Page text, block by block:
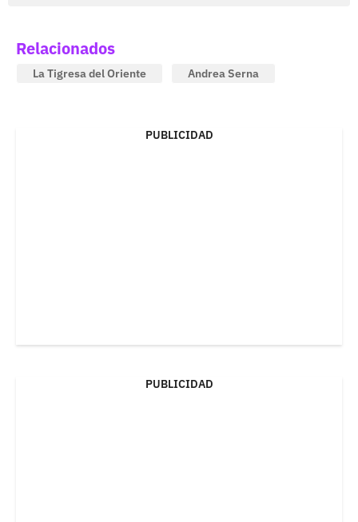
Relacionados
La Tigresa del Oriente Andrea Serna
PUBLICIDAD
PUBLICIDAD